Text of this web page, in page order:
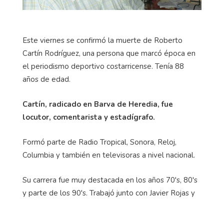
Este viernes se confirmó la muerte de Roberto
Cartín Rodríguez, una persona que marcó época en
el periodismo deportivo costarricense. Tenía 88
años de edad.
Cartín, radicado en Barva de Heredia, fue
locutor, comentarista y estadígrafo.
Formó parte de Radio Tropical, Sonora, Reloj,
Columbia y también en televisoras a nivel nacional.
Su carrera fue muy destacada en los años 70's, 80's
y parte de los 90's. Trabajó junto con Javier Rojas y